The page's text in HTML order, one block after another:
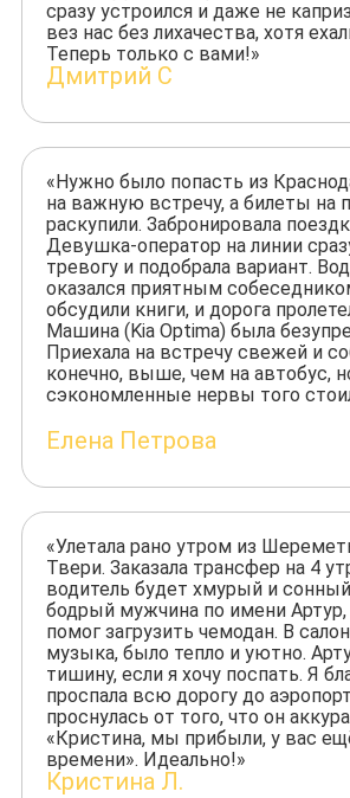
сразу устроился и даже не
вез нас без лихачества, хотя
Теперь только с вами!»
Дмитрий С
«Нужно было попасть из
на важную встречу, а билеты на
раскупили. Забронировала
Девушка-оператор на линии
тревогу и подобрала вариант.
оказался приятным
обсудили книги, и дорога
Машина (Kia Optima) была
Приехала на встречу свежей и
конечно, выше, чем на автобус,
сэкономленные нервы того
Елена Петрова
«Улетала рано утром из
Твери. Заказала трансфер на 4
водитель будет хмурый и
бодрый мужчина по имени
помог загрузить чемодан. В
музыка, было тепло и уютно.
тишину, если я хочу поспать. Я
проспала всю дорогу до
проснулась от того, что он
«Кристина, мы прибыли, у вас
времени». Идеально!»
Кристина Л.